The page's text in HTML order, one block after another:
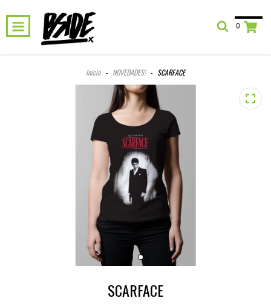
0
Inicio - NOVEDADES! - SCARFACE
SCARFACE